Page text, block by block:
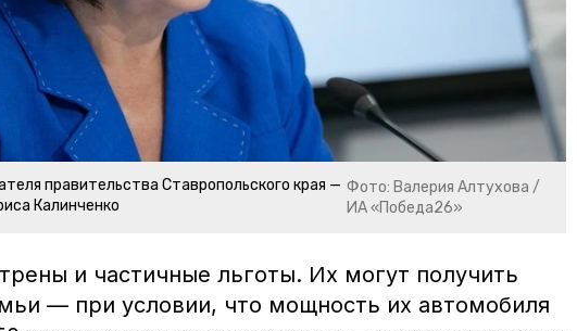
правительства Ставропольского края —
Калинченко
Фото: Валерия Алтухова /
ИА «Победа26»
и частичные льготы. Их могут получить
— при условии, что мощность их автомобиля